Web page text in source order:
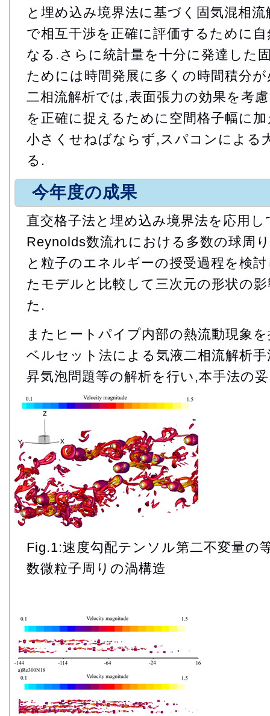
と埋め込み境界法に基づく固気混相
で相互干渉を正確に評価するために
なる.さらに統計量を十分に発達した
ためには時間発展に多くの時間積分
二相流解析では,表面張力の効果を考
を正確に捉えるために空間格子幅に
小さくせねばならず,スパコンによる
る.
今年度の成果
直交格子法と埋め込み境界法を応用
Reynolds数流れにおける多数の球周
と粒子のエネルギーの授受過程を検
たモデルと比較して三次元の形状の
た.
またヒートパイプ内部の熱流動現象
ベルセット法による気液二相流解析
昇気泡問題等の解析を行い,本手法の
Fig.1:速度勾配テンソル第二不変量の
数微粒子周りの渦構造